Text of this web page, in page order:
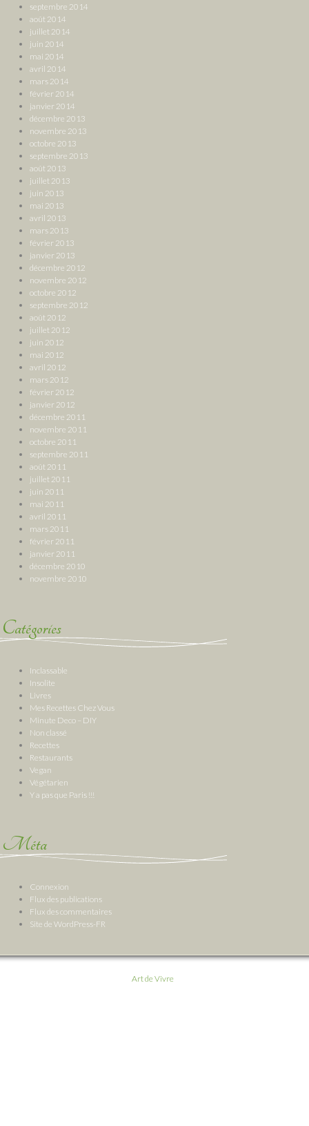
septembre 2014
août 2014
juillet 2014
juin 2014
mai 2014
avril 2014
mars 2014
février 2014
janvier 2014
décembre 2013
novembre 2013
octobre 2013
septembre 2013
août 2013
juillet 2013
juin 2013
mai 2013
avril 2013
mars 2013
février 2013
janvier 2013
décembre 2012
novembre 2012
octobre 2012
septembre 2012
août 2012
juillet 2012
juin 2012
mai 2012
avril 2012
mars 2012
février 2012
janvier 2012
décembre 2011
novembre 2011
octobre 2011
septembre 2011
août 2011
juillet 2011
juin 2011
mai 2011
avril 2011
mars 2011
février 2011
janvier 2011
décembre 2010
novembre 2010
Catégories
Inclassable
Insolite
Livres
Mes Recettes Chez Vous
Minute Deco – DIY
Non classé
Recettes
Restaurants
Vegan
Végétarien
Y a pas que Paris !!!
Méta
Connexion
Flux des publications
Flux des commentaires
Site de WordPress-FR
Art de Vivre